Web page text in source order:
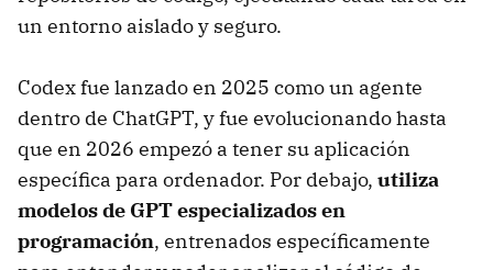
un entorno aislado y seguro.
Codex fue lanzado en 2025 como un agente
dentro de ChatGPT, y fue evolucionando hasta
que en 2026 empezó a tener su aplicación
específica para ordenador. Por debajo, utiliza
modelos de GPT especializados en
programación, entrenados específicamente